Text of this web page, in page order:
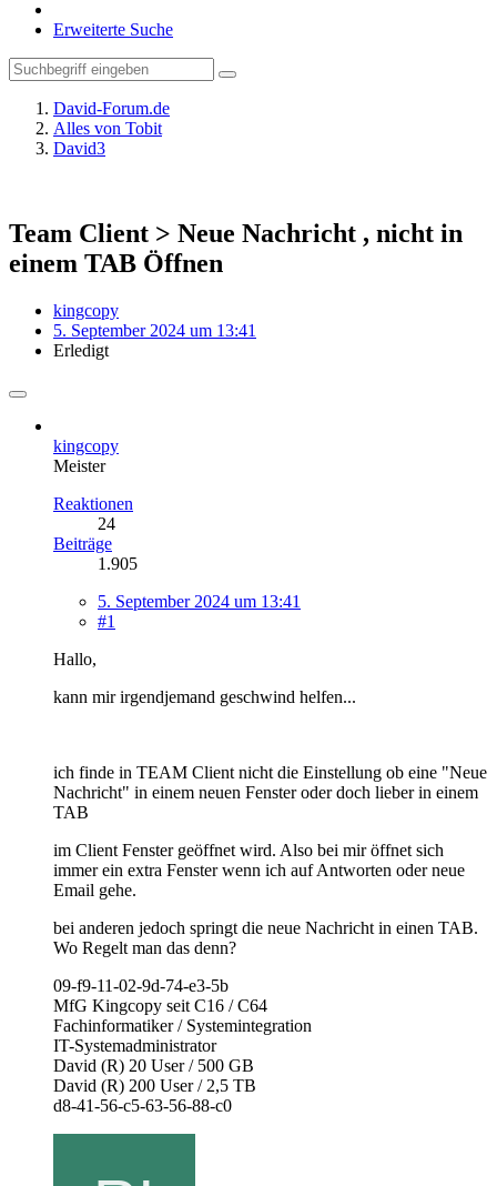
Erweiterte Suche
David-Forum.de
Alles von Tobit
David3
Team Client > Neue Nachricht , nicht in
einem TAB Öffnen
kingcopy
5. September 2024 um 13:41
Erledigt
kingcopy
Meister
Reaktionen
24
Beiträge
1.905
5. September 2024 um 13:41
#1
Hallo,
kann mir irgendjemand geschwind helfen...
ich finde in TEAM Client nicht die Einstellung ob eine "Neue
Nachricht" in einem neuen Fenster oder doch lieber in einem
TAB
im Client Fenster geöffnet wird. Also bei mir öffnet sich
immer ein extra Fenster wenn ich auf Antworten oder neue
Email gehe.
bei anderen jedoch springt die neue Nachricht in einen TAB.
Wo Regelt man das denn?
09-f9-11-02-9d-74-e3-5b
MfG Kingcopy seit C16 / C64
Fachinformatiker / Systemintegration
IT-Systemadministrator
David (R) 20 User / 500 GB
David (R) 200 User / 2,5 TB
d8-41-56-c5-63-56-88-c0